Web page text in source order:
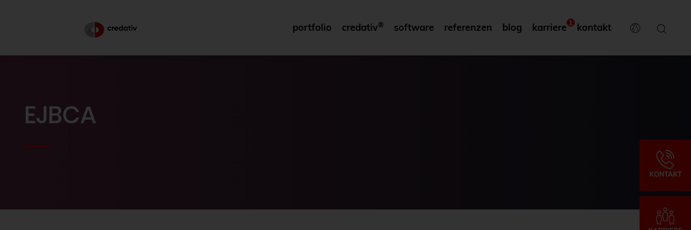
portfolio credativ® software referenzen blog karriere 1 kontakt
EJBCA
KONTAKT